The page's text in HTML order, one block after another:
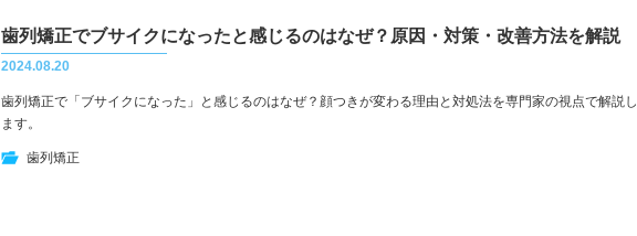
歯列矯正でブサイクになったと感じるのはなぜ？原因・対策・改善方法を解説
2024.08.20
歯列矯正で「ブサイクになった」と感じるのはなぜ？顔つきが変わる理由と対処法を専門家の視点で解説し
ます。
歯列矯正